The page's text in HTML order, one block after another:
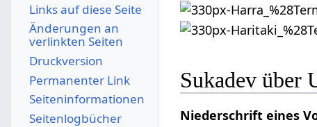
Sukadev über
Niederschrift eines
Links auf diese Seite
Änderungen an
verlinkten Seiten
Druckversion
Permanenter Link
Seiten­­informationen
Seitenlogbücher